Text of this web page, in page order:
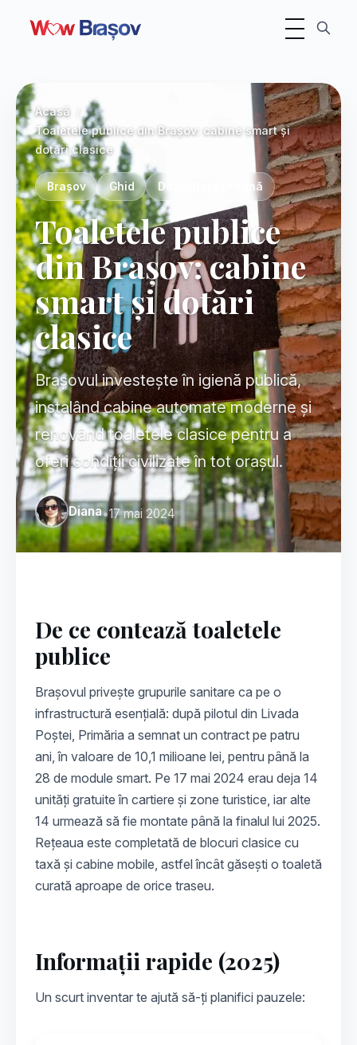
Comutare
Acasă
Toaletele publice din Brașov: cabine smart și
dotări clasice
Brașov Ghid Dezvoltare Urbană
Toaletele publice
din Brașov: cabine
smart și dotări
clasice
Brașovul investește în igienă publică,
instalând cabine automate moderne și
renovând toaletele clasice pentru a
oferi condiții civilizate în tot orașul.
Diana•17 mai 2024
De ce contează toaletele
publice
Brașovul privește grupurile sanitare ca pe o
infrastructură esențială: după pilotul din Livada
Poștei, Primăria a semnat un contract pe patru
ani, în valoare de 10,1 milioane lei, pentru până la
28 de module smart. Pe 17 mai 2024 erau deja 14
unități gratuite în cartiere și zone turistice, iar alte
14 urmează să fie montate până la finalul lui 2025.
Rețeaua este completată de blocuri clasice cu
taxă și cabine mobile, astfel încât găsești o toaletă
curată aproape de orice traseu.
Informații rapide (2025)
Un scurt inventar te ajută să-ți planifici pauzele: